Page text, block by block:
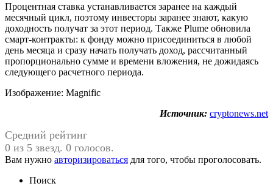
Процентная ставка устанавливается заранее на каждый
месячный цикл, поэтому инвесторы заранее знают, какую
доходность получат за этот период. Также Plume обновила
смарт-контракты: к фонду можно присоединиться в любой
день месяца и сразу начать получать доход, рассчитанный
пропорционально сумме и времени вложения, не дожидаясь
следующего расчетного периода.
Изображение: Magnific
Источник: cryptonews.net
Средний рейтинг
0 из 5 звезд. 0 голосов.
Вам нужно авторизироваться для того, чтобы проголосовать.
Поиск